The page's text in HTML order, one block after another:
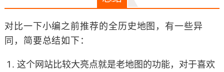
对比一下小编之前推荐的全历史地图，有一些异
同，简要总结如下：
这个网站比较大亮点就是老地图的功能，对于喜欢